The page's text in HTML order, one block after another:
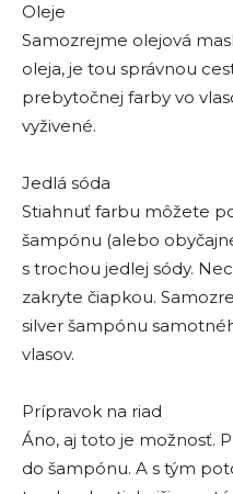
Oleje
Samozrejme olejová
oleja, je tou správnou
prebytočnej farby vo
vyživené.
Jedlá sóda
Stiahnuť farbu môžete
šampónu (alebo
s trochou jedlej sódy.
zakryte čiapkou.
silver šampónu
vlasov.
Prípravok na riad
Áno, aj toto je možnosť.
do šampónu. A s tým